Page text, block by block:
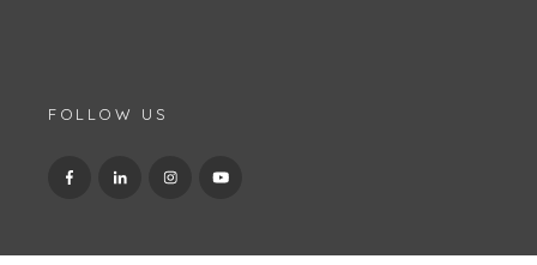
FOLLOW US